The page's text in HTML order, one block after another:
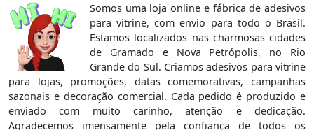
Somos uma loja online e fábrica de adesivos
para vitrine, com envio para todo o Brasil.
Estamos localizados nas charmosas cidades
de Gramado e Nova Petrópolis, no Rio
Grande do Sul. Criamos adesivos para vitrine
para lojas, promoções, datas comemorativas, campanhas
sazonais e decoração comercial. Cada pedido é produzido e
enviado com muito carinho, atenção e dedicação.
Agradecemos imensamente pela confiança de todos os